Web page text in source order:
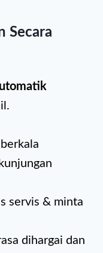
Secara
servis & minta
dihargai dan